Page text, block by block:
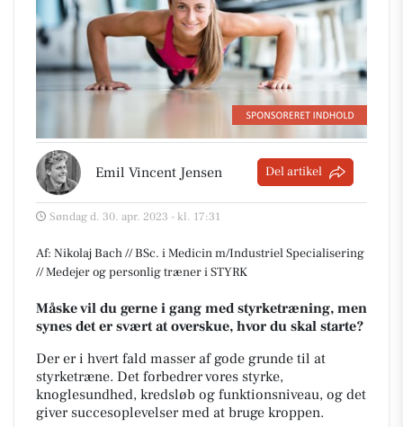
Emil Vincent Jensen Del artikel
Søndag d. 30. apr. 2023 - kl. 17:31
Af: Nikolaj Bach // BSc. i Medicin m/Industriel Specialisering
// Medejer og personlig træner i STYRK
Måske vil du gerne i gang med styrketræning, men
synes det er svært at overskue, hvor du skal starte?
Der er i hvert fald masser af gode grunde til at
styrketræne. Det forbedrer vores styrke,
knoglesundhed, kredsløb og funktionsniveau, og det
giver succesoplevelser med at bruge kroppen.